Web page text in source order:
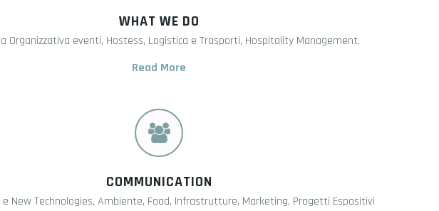
WHAT WE DO
Organizzativa eventi, Hostess, Logistica e Trasporti, Hospitality Management.
Read More
COMMUNICATION
e New Technologies, Ambiente, Food, Infrastrutture, Marketing, Progetti Espositivi